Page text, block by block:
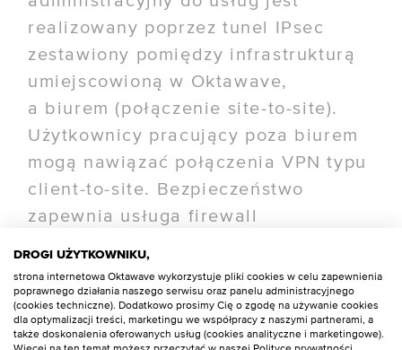
realizowany poprzez tunel IPsec
zestawiony pomiędzy infrastrukturą
umiejscowioną w Oktawave,
a biurem (połączenie site-to-site).
Użytkownicy pracujący poza biurem
mogą nawiązać połączenia VPN typu
client-to-site. Bezpieczeństwo
zapewnia usługa firewall
skonfigurowana w oparciu o
opensource'owe oprogramowanie
pfSense.
DROGI UŻYTKOWNIKU,
strona internetowa Oktawave wykorzystuje pliki cookies w celu zapewnienia
poprawnego działania naszego serwisu oraz panelu administracyjnego
(cookies techniczne). Dodatkowo prosimy Cię o zgodę na używanie cookies
dla optymalizacji treści, marketingu we współpracy z naszymi partnerami, a
także doskonalenia oferowanych usług (cookies analityczne i marketingowe).